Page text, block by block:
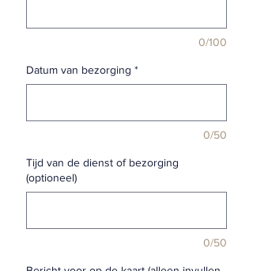
0/100
Datum van bezorging *
0/50
Tijd van de dienst of bezorging
(optioneel)
0/50